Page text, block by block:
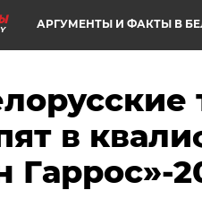
АРГУМЕНТЫ И ФАКТЫ В
в
Гаррос»-